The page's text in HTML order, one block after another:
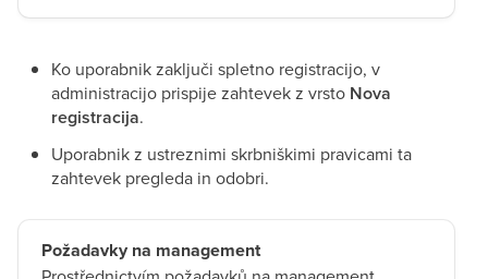
Ko uporabnik zaključi spletno registracijo, v
administracijo prispije zahtevek z vrsto Nova
registracija.
Uporabnik z ustreznimi skrbniškimi pravicami ta
zahtevek pregleda in odobri.
Požadavky na management